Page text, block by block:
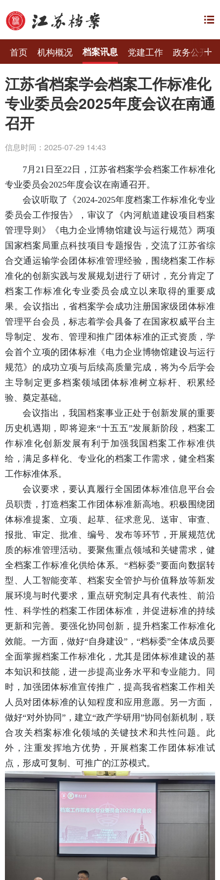
首页 机构概况 档案讯息 党建工作 政务公开
江苏省档案学会档案工作标准化
专业委员会2025年度会议在南通
召开
信息时间：2025-07-29 14:43
7月21日至22日，江苏省档案学会档案工作标准化
专业委员会2025年度会议在南通召开。
会议听取了《2024-2025年度档案工作标准化专业
委员会工作报告》，审议了《内河航道建设项目档案
管理导则》《电力企业博物馆建设与运行规范》两项
国家档案局重点科技项目专题报告，交流了江苏省综
合交通运输学会团体标准管理经验，围绕档案工作标
准化的创新实践与发展规划进行了研讨，充分肯定了
档案工作标准化专业委员会成立以来取得的重要成
果。会议指出，省档案学会成功注册国家级团体标准
管理平台会员，标志着学会具备了在国家权威平台主
导制定、发布、管理和推广团体标准的正式资质，学
会首个立项的团体标准《电力企业博物馆建设与运行
规范》的成功立项与后续高质量完成，将为今后学会
主导制定更多档案领域团体标准树立标杆、积累经
验、奠定基础。
会议指出，我国档案事业正处于创新发展的重要
历史机遇期，即将迎来“十五五”发展新阶段，档案工
作标准化创新发展有利于加强我国档案工作标准供
给，满足多样化、专业化的档案工作需求，健全档案
工作标准体系。
会议要求，要认真履行全国团体标准信息平台会
员职责，打造档案工作团体标准新高地。积极围绕团
体标准提案、立项、起草、征求意见、送审、审查、
报批、审定、批准、编号、发布等环节，开展规范优
质的标准管理活动。要聚焦重点领域和关键需求，健
全档案工作标准化供给体系。“档标委”要面向数据转
型、人工智能变革、档案安全管护与价值释放等新发
展环境与时代要求，重点研究制定具有代表性、前沿
性、科学性的档案工作团体标准，并促进标准的持续
更新和完善。要强化协同创新，提升档案工作标准化
效能。一方面，做好“自身建设”，“档标委”全体成员要
全面掌握档案工作标准化，尤其是团体标准建设的基
本知识和技能，进一步提高业务水平和专业能力。同
时，加强团体标准宣传推广，提高我省档案工作相关
人员对团体标准的认知程度和应用意愿。另一方面，
做好“对外协同”，建立“政产学研用”协同创新机制，联
合攻关档案标准化领域的关键技术和共性问题。此
外，注重发挥地方优势，开展档案工作团体标准试
点，形成可复制、可推广的江苏模式。